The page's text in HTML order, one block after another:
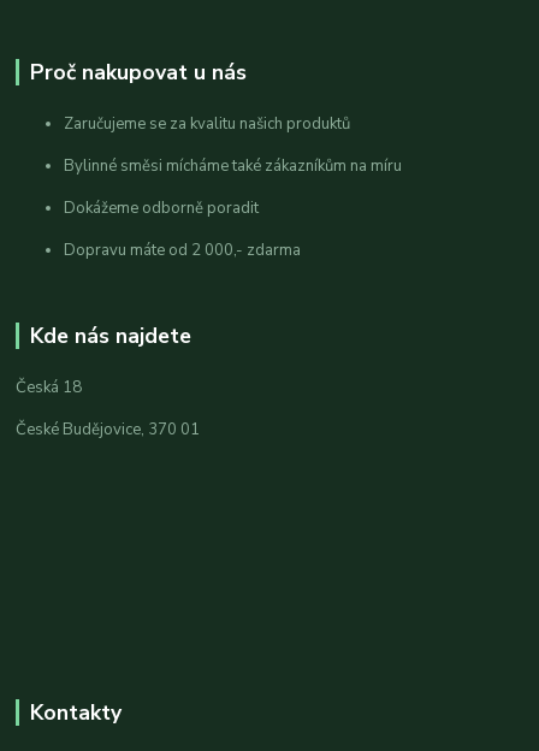
Proč nakupovat u nás
Zaručujeme se za kvalitu našich produktů
Bylinné směsi mícháme také zákazníkům na míru
Dokážeme odborně poradit
Dopravu máte od 2 000,- zdarma
Kde nás najdete
Česká 18
České Budějovice, 370 01
Kontakty